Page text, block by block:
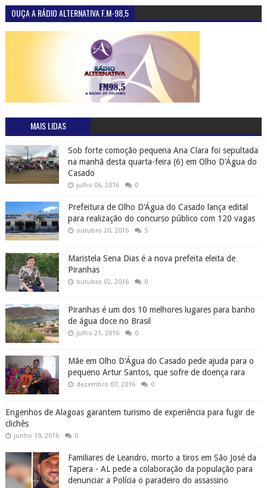
OUÇA A RÁDIO ALTERNATIVA F.M-98,5
MAIS LIDAS
Sob forte comoção pequena Ana Clara foi sepultada
na manhã desta quarta-feira (6) em Olho D'Água do
Casado
julho 06, 2016 0
Prefeitura de Olho D'Água do Casado lança edital
para realização do concurso público com 120 vagas
outubro 20, 2016 5
Maristela Sena Dias é a nova prefeita eleita de
Piranhas
outubro 02, 2016 0
Piranhas é um dos 10 melhores lugares para banho
de água doce no Brasil
julho 21, 2016 0
Mãe em Olho D'Água do Casado pede ajuda para o
pequeno Artur Santos, que sofre de doença rara
dezembro 07, 2016 0
Engenhos de Alagoas garantem turismo de experiência para fugir de
clichês
junho 19, 2016 0
Familiares de Leandro, morto a tiros em São José da
Tapera - AL pede a colaboração da população para
denunciar a Polícia o paradeiro do assassino